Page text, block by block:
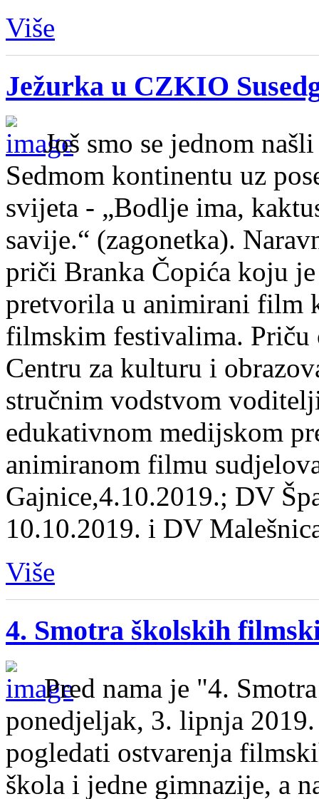
Više
Ježurka u CZKIO
Još smo se jednom
Sedmom kontinentu uz
svijeta - „Bodlje ima,
savije.“ (zagonetka).
priči Branka Čopića koju
pretvorila u animirani film
filmskim festivalima.
Centru za kulturu i
stručnim vodstvom
edukativnom medijskom
animiranom filmu
Gajnice,4.10.2019.; DV
10.10.2019. i DV
Više
4. Smotra školskih
Pred nama je "4.
ponedjeljak, 3. lipnja
pogledati ostvarenja
škola i jedne gimnazije, a